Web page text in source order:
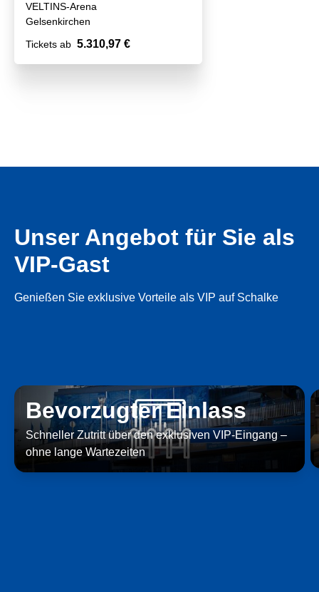
VELTINS-Arena
Gelsenkirchen
Tickets ab 5.310,97 €
Unser Angebot für Sie als
VIP-Gast
Genießen Sie exklusive Vorteile als VIP auf Schalke
Bevorzugter Einlass
Schneller Zutritt über den exklusiven VIP-Eingang –
ohne lange Wartezeiten